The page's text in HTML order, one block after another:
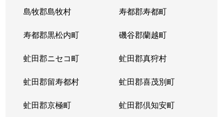
島牧郡島牧村 寿都郡寿都町
寿都郡黒松内町 磯谷郡蘭越町
虻田郡ニセコ町 虻田郡真狩村
虻田郡留寿都村 虻田郡喜茂別町
虻田郡京極町 虻田郡倶知安町